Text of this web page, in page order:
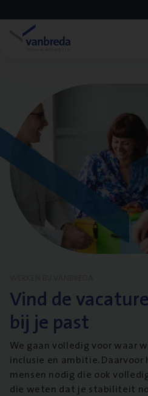
Vind de
bij je past
We gaan volledig voor waar
inclusie en ambitie.
mensen nodig die ook
die weten dat je stabiliteit